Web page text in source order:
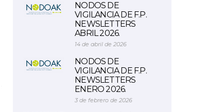
NODOS DE
VIGILANCIA DE F.P.
NEWSLETTERS
ABRIL 2026.
14 de abril de 2026
NODOS DE
VIGILANCIA DE F.P.
NEWSLETTERS
ENERO 2026.
3 de febrero de 2026